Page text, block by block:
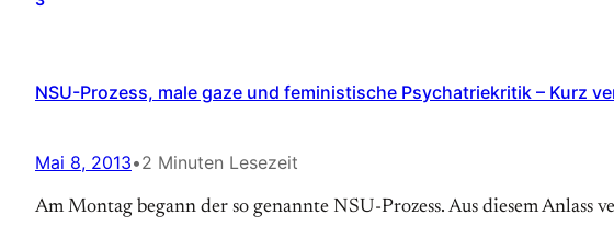
NSU-Prozess, male gaze und feministische Psychatriekritik – Kurz
Mai 8, 2013•2 Minuten Lesezeit
Am Montag begann der so genannte NSU-Prozess. Aus diesem